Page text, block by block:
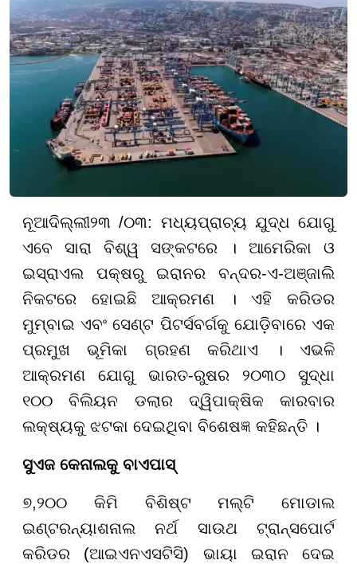
ନୂଆଦିଲ୍ଲୀ୨୩ /୦୩: ମଧ୍ୟପ୍ରାଚ୍ୟ ଯୁଦ୍ଧ ଯୋଗୁ
ଏବେ ସାରା ବିଶ୍ୱ ସଙ୍କଟରେ । ଆମେରିକା ଓ
ଇସ୍ରାଏଲ ପକ୍ଷରୁ ଇରାନର ବନ୍ଦର-ଏ-ଅଞ୍ଜାଲି
ନିକଟରେ ହୋଇଛି ଆକ୍ରମଣ । ଏହି କରିଡର
ମୁମ୍ବାଇ ଏବଂ ସେଣ୍ଟ ପିଟର୍ସବର୍ଗକୁ ଯୋଡ଼ିବାରେ ଏକ
ପ୍ରମୁଖ ଭୂମିକା ଗ୍ରହଣ କରିଥାଏ । ଏଭଳି
ଆକ୍ରମଣ ଯୋଗୁ ଭାରତ-ରୁଷର ୨୦୩୦ ସୁଦ୍ଧା
୧୦୦ ବିଲିୟନ ଡଲାର ଦ୍ୱିପାକ୍ଷିକ କାରବାର
ଲକ୍ଷ୍ୟକୁ ଝଟକା ଦେଇଥିବା ବିଶେଷଜ୍ଞ କହିଛନ୍ତି ।
ସୁଏଜ କେନାଲକୁ ବାଏପାସ୍
୭,୨୦୦ କିମି ବିଶିଷ୍ଟ ମଲ୍ଟି ମୋଡାଲ
ଇଣ୍ଟରନ୍ୟାଶନାଲ ନର୍ଥ ସାଉଥ ଟ୍ରାନ୍ସପୋର୍ଟ
କରିଡର (ଆଇଏନଏସଟିସି) ଭାୟା ଇରାନ ଦେଇ